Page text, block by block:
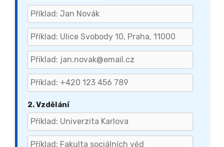
2. Vzdělání